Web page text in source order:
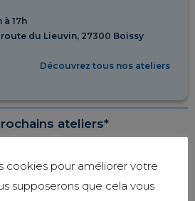
à 17h
route du Lieuvin, 27300 Boissy
Découvrez tous nos ateliers
ateliers*
cookies pour améliorer votre
supposerons que cela vous